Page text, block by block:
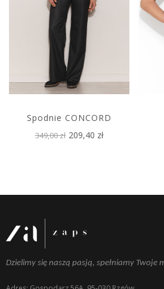
Spodnie CONCORD
349,00 zł 209,40 zł
Dzielimy się naszą pasją, spełniamy Twoje